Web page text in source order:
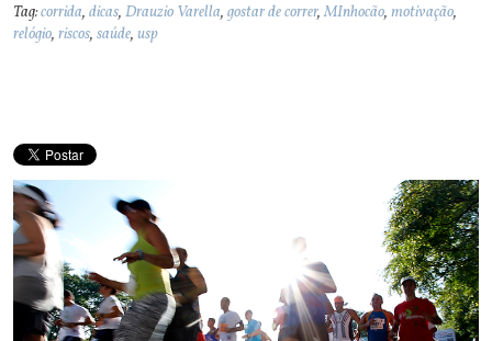
Tag:corrida,dicas,Drauzio Varella,gostar de correr,MInhocão,motivação,
relógio,riscos,saúde, usp